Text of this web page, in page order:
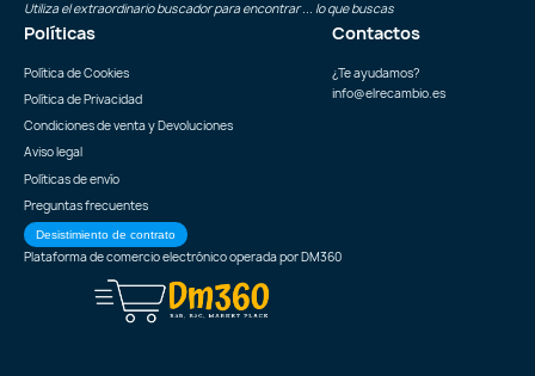
Utiliza el extraordinario buscador para encontrar ... lo que buscas
Políticas
Política de Cookies
Política de Privacidad
Condiciones de venta y Devoluciones
Aviso legal
Políticas de envío
Preguntas frecuentes
Desistimiento de contrato
Contactos
¿Te ayudamos?
info@elrecambio.es
Plataforma de comercio electrónico operada porDM360